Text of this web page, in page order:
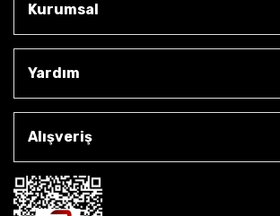
Kurumsal
Yardım
Alışveriş